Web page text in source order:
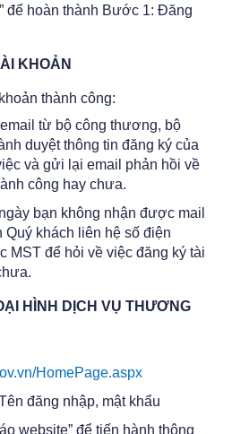
để hoàn thành Bước 1: Đăng
KHOẢN
thành công:
từ bộ công thương, bộ
duyệt thông tin đăng ký của
và gửi lại email phản hồi về
công hay chưa.
bạn không nhận được mail
khách liên hệ số điện
MST để hỏi về việc đăng ký tài
HÌNH DỊCH VỤ THƯƠNG
HomePage.aspx
đăng nhập, mật khẩu
website” để tiến hành thông